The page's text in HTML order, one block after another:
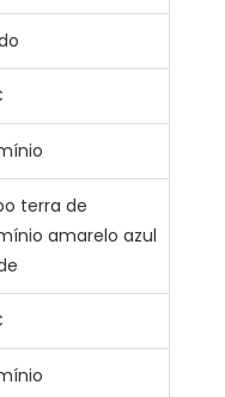
terra de
amarelo azul